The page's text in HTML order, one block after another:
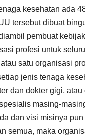
kesehatan ada
tersebut dibuat
pembuat
profesi untuk
satu organisasi
jenis tenaga
dan dokter gigi, atau
masing-
dan visi misinya
semua, maka